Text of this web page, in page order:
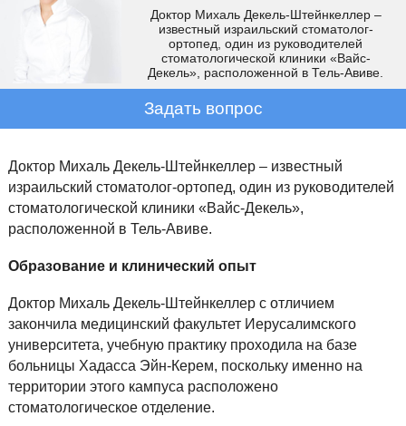
Доктор Михаль Декель-Штейнкеллер –
известный израильский стоматолог-
ортопед, один из руководителей
стоматологической клиники «Вайс-
Декель», расположенной в Тель-Авиве.
Задать вопрос
Доктор Михаль Декель-Штейнкеллер – известный
израильский стоматолог-ортопед, один из руководителей
стоматологической клиники «Вайс-Декель»,
расположенной в Тель-Авиве.
Образование и клинический опыт
Доктор Михаль Декель-Штейнкеллер с отличием
закончила медицинский факультет Иерусалимского
университета, учебную практику проходила на базе
больницы Хадасса Эйн-Керем, поскольку именно на
территории этого кампуса расположено
стоматологическое отделение.